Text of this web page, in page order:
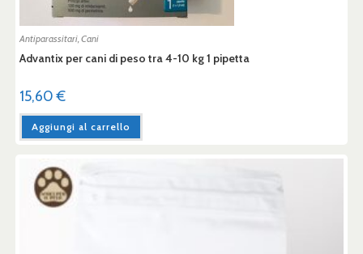
Antiparassitari, Cani
Advantix per cani di peso tra 4-10 kg 1 pipetta
15,60€
Aggiungi al carrello